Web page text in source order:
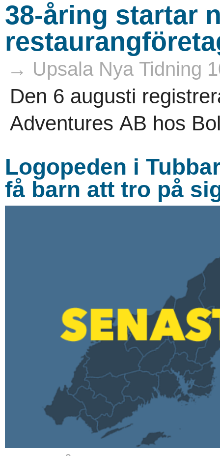
38-åring startar
→ Upsala Nya Tidning
Den 6 augusti
Adventures AB hos
Logopeden i
få barn att tro på